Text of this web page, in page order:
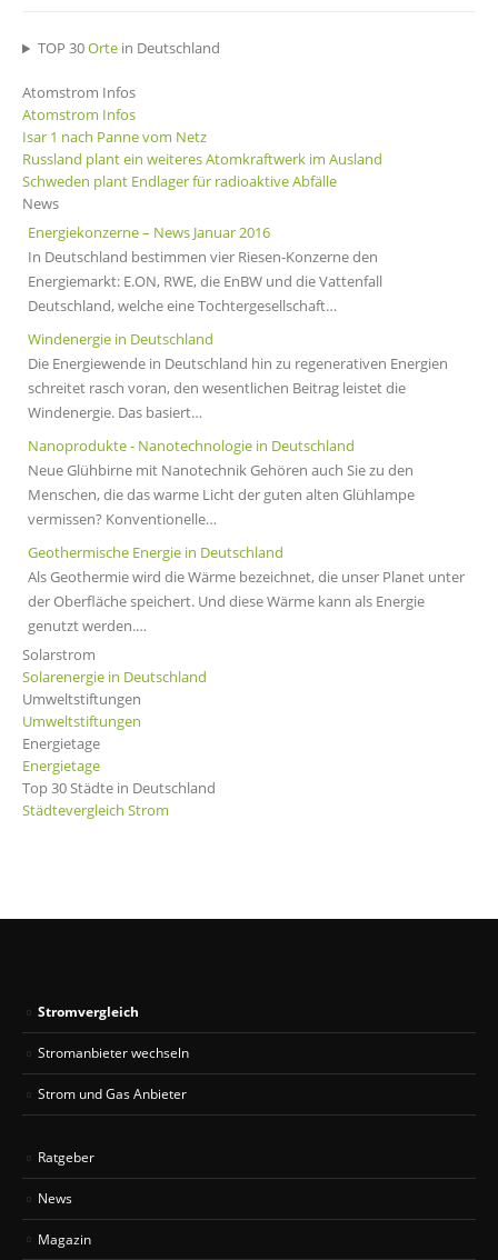
TOP 30Ortein Deutschland
Atomstrom Infos
Atomstrom Infos
Isar 1 nach Panne vom Netz
Russland plant ein weiteres Atomkraftwerk im Ausland
Schweden plant Endlager für radioaktive Abfälle
News
Energiekonzerne – News Januar 2016
In Deutschland bestimmen vier Riesen-Konzerne den
Energiemarkt: E.ON, RWE, die EnBW und die Vattenfall
Deutschland, welche eine Tochtergesellschaft…
Windenergie in Deutschland
Die Energiewende in Deutschland hin zu regenerativen Energien
schreitet rasch voran, den wesentlichen Beitrag leistet die
Windenergie. Das basiert…
Nanoprodukte - Nanotechnologie in Deutschland
Neue Glühbirne mit Nanotechnik Gehören auch Sie zu den
Menschen, die das warme Licht der guten alten Glühlampe
vermissen? Konventionelle…
Geothermische Energie in Deutschland
Als Geothermie wird die Wärme bezeichnet, die unser Planet unter
der Oberfläche speichert. Und diese Wärme kann als Energie
genutzt werden.…
Solarstrom
Solarenergie in Deutschland
Umweltstiftungen
Umweltstiftungen
Energietage
Energietage
Top 30 Städte in Deutschland
Städtevergleich Strom
Stromvergleich
Stromanbieter wechseln
Strom und Gas Anbieter
Ratgeber
News
Magazin